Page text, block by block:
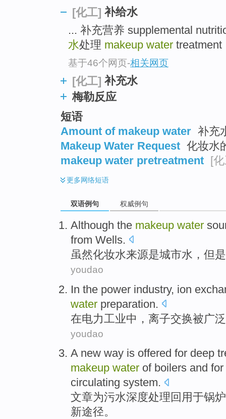
[化工] 补给水
... 补充营养 supplemental
水处理 makeup water treatment
基于46个网页-相关网页
[化工] 补充水
梅勒反应
短语
Amount of makeup water 补充
Makeup Water Request 化妆水
makeup water pretreatment [
更多网络短语
双语例句 权威例句
Although the makeup water
from Wells.
虽然化妆水来源是城市水 ， 但
youdao
In the power industry, ion
water preparation.
在电力工业中， 离子交换被广泛
youdao
A new way is offered for deep
makeup water of boilers and for
circulating system.
文章为污水深度处理 回 用于锅炉
新途径。